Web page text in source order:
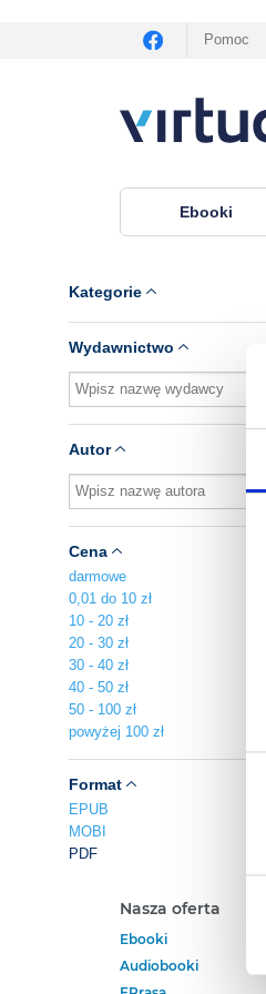
Pomoc
Ebooki
Kategorie
Wydawnictwo
Autor
Cena
darmowe
0,01 do 10 zł
10 - 20 zł
20 - 30 zł
30 - 40 zł
40 - 50 zł
50 - 100 zł
powyżej 100 zł
Format
EPUB
MOBI
PDF
Nasza oferta
Ebooki
Audiobooki